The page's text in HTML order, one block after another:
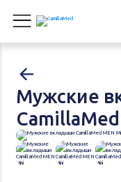
Мужские